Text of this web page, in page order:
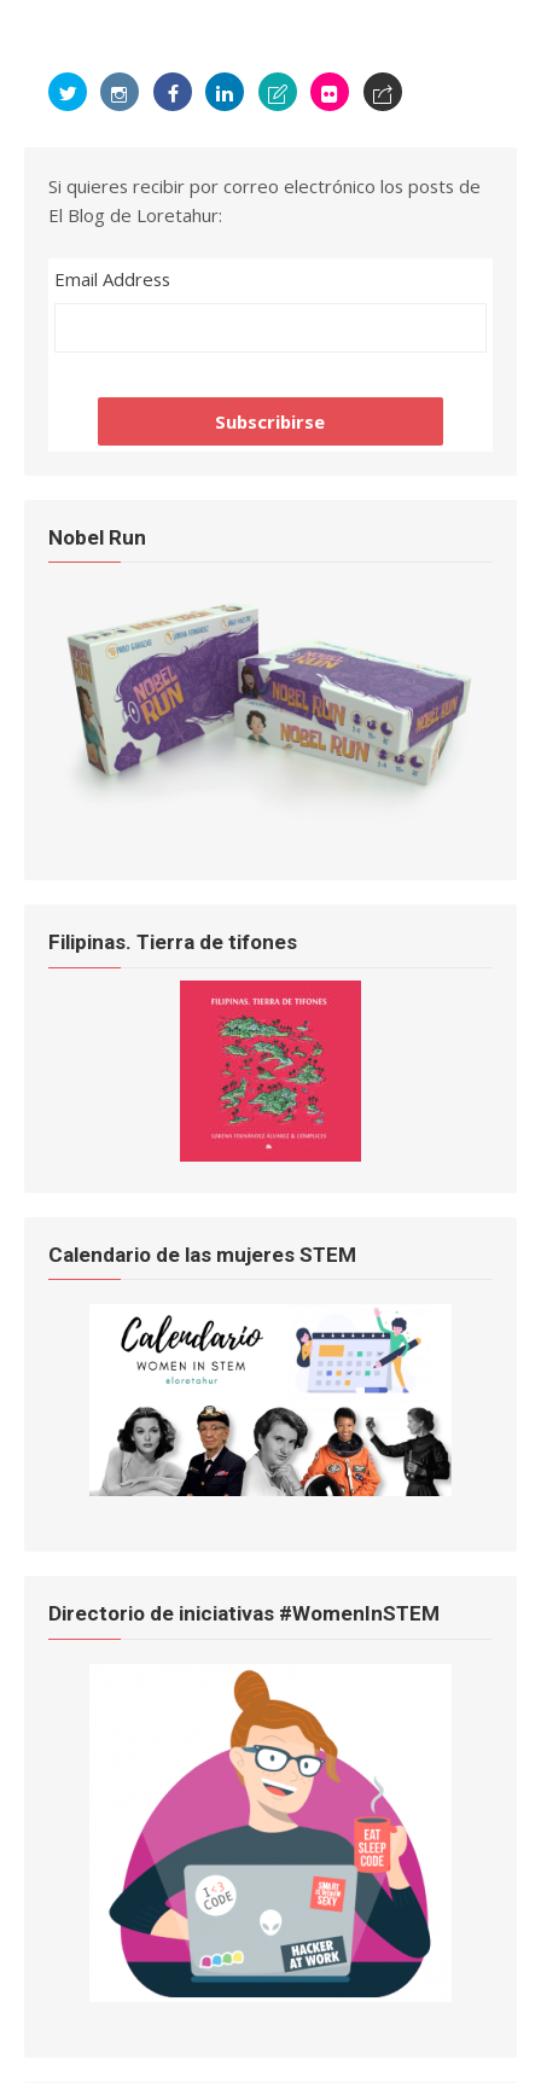
Si quieres recibir por correo electrónico los posts de
El Blog de Loretahur:
Email Address
Nobel Run
Filipinas. Tierra de tifones
Calendario de las mujeres STEM
Directorio de iniciativas #WomenInSTEM